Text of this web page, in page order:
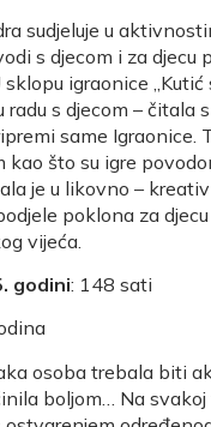
sudjeluje u
s djecom i za
igraonice
s djecom –
same Igraonice.
što su igre
je u likovno –
poklona za
vijeća.
godini: 148 sati
osoba trebala biti
boljom… Na